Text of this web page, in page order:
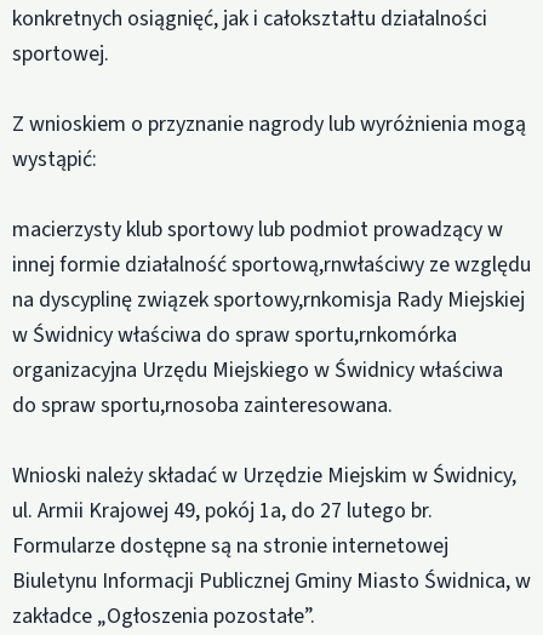
konkretnych osiągnięć, jak i całokształtu działalności
sportowej.
Z wnioskiem o przyznanie nagrody lub wyróżnienia mogą
wystąpić:
macierzysty klub sportowy lub podmiot prowadzący w
innej formie działalność sportową,rnwłaściwy ze względu
na dyscyplinę związek sportowy,rnkomisja Rady Miejskiej
w Świdnicy właściwa do spraw sportu,rnkomórka
organizacyjna Urzędu Miejskiego w Świdnicy właściwa
do spraw sportu,rnosoba zainteresowana.
Wnioski należy składać w Urzędzie Miejskim w Świdnicy,
ul. Armii Krajowej 49, pokój 1a, do 27 lutego br.
Formularze dostępne są na stronie internetowej
Biuletynu Informacji Publicznej Gminy Miasto Świdnica, w
zakładce „Ogłoszenia pozostałe”.